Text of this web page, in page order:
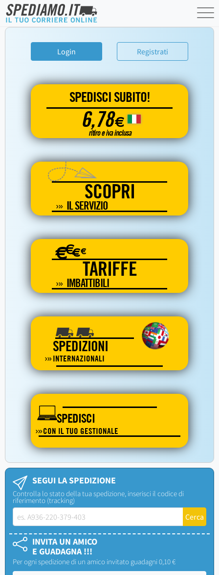
Login Registrati
SPEDISCI SUBITO!
6,78€
ritiro e iva inclusa
SCOPRI
IL SERVIZIO
€€€€
TARIFFE
IMBATTIBILI
SPEDIZIONI
INTERNAZIONALI
SPEDISCI
CON IL TUO GESTIONALE
SEGUI LA SPEDIZIONE
Controlla lo stato della tua spedizione, inserisci il codice di
riferimento (tracking)
INVITA UN AMICO
E GUADAGNA !!!
Per ogni spedizione di un amico invitato guadagni 0,10 €